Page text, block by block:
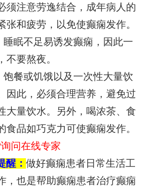
须注意劳逸结合，成年病人的
张和疲劳，以免使癫痫发作。
睡眠不足易诱发癫痫，因此一
不要熬夜。
饱餐或饥饿以及一次性大量饮
因此，必须合理营养，避免过
大量饮水。另外，喝浓茶、食
食品如巧克力可使癫痫发作。
问在线专家
醒：做好癫痫患者日常生活工
，也是帮助癫痫患者治疗癫痫